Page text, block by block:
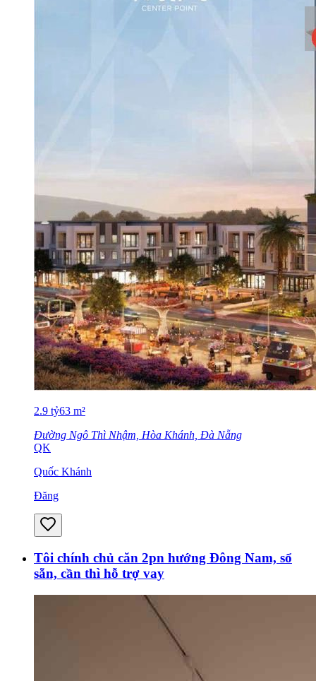
2.9 tỷ63 m²
Đường Ngô Thì Nhậm, Hòa Khánh, Đà Nẵng
QK
Quốc Khánh
Đăng
Tôi chính chủ căn 2pn hướng Đông Nam, sổ
sẵn, cần thì hỗ trợ vay